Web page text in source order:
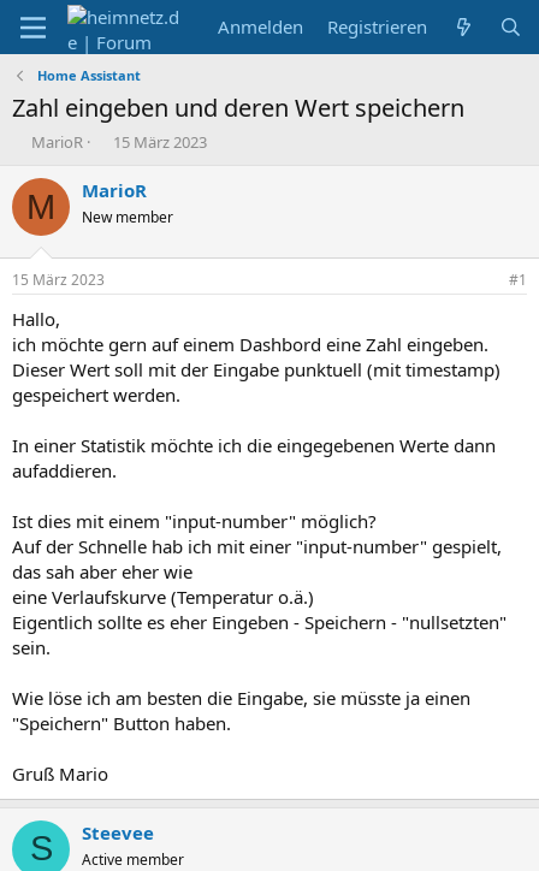
Anmelden Registrieren
Home Assistant
Zahl eingeben und deren Wert speichern
E
s
t
e
r
MarioR
E
s
e
t
15 März 2023
M MarioR
New member
15 März 2023 #1
Hallo,
ich möchte gern auf einem Dashbord eine Zahl eingeben.
Dieser Wert soll mit der Eingabe punktuell (mit timestamp)
gespeichert werden.
In einer Statistik möchte ich die eingegebenen Werte dann
aufaddieren.
Ist dies mit einem "input-number" möglich?
Auf der Schnelle hab ich mit einer "input-number" gespielt,
das sah aber eher wie
eine Verlaufskurve (Temperatur o.ä.)
Eigentlich sollte es eher Eingeben - Speichern - "nullsetzten"
sein.
Wie löse ich am besten die Eingabe, sie müsste ja einen
"Speichern" Button haben.
Gruß Mario
S Steevee
Active member